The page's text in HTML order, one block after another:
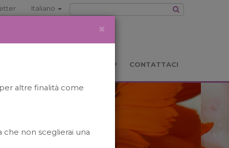
Italiano
BOOKSHOP CONTATTACI
×
altre finalità come
che non sceglierai una